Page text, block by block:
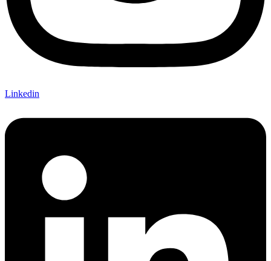
Linkedin